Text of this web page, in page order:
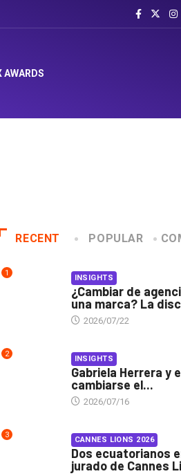
AWARDS
RECENT POPULAR
1 INSIGHTS
¿Cambiar de
una marca? La
2026/07/22
2 INSIGHTS
Gabriela Herrera y
cambiarse el...
2026/07/16
3 CANNES LIONS 2026
Dos ecuatorianos
jurado de Cannes